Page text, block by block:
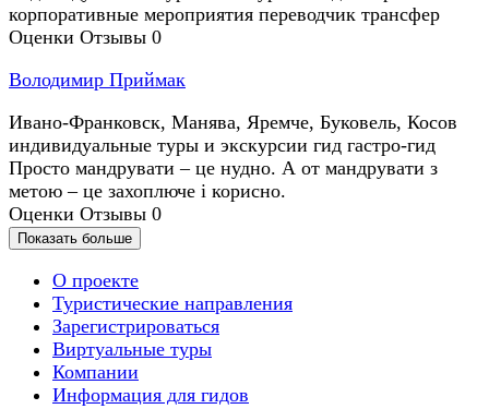
корпоративные мероприятия переводчик трансфер
Оценки Отзывы 0
Володимир Приймак
Ивано-Франковск, Манява, Яремче, Буковель, Косoв
индивидуальные туры и экскурсии гид гастро-гид
Просто мандрувати – це нудно. А от мандрувати з
метою – це захоплюче і корисно.
Оценки Отзывы 0
Показать больше
О проекте
Туристические направления
Зарегистрироваться
Виртуальные туры
Компании
Информация для гидов